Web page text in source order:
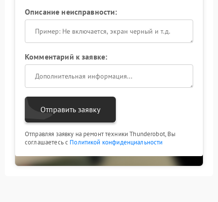
Описание неисправности:
Комментарий к заявке:
Отправить заявку
Отправляя заявку на ремонт техники Thunderobot, Вы
соглашаетесь с Политикой конфиденциальности